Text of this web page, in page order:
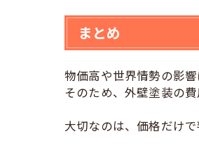
まとめ
物価高や世界情勢の影
そのため、外壁塗装の
大切なのは、価格だけ